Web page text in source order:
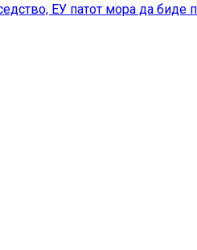
ЕУ патот мора да биде